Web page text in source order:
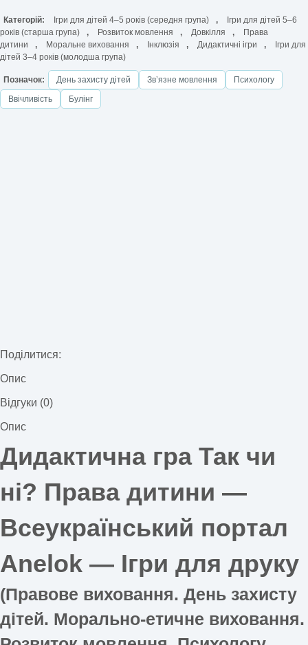
Категорій: Ігри для дітей 4–5 років (середня група) ,
Ігри для дітей 5–6
років (старша група)
, Розвиток мовлення , Довкілля ,
Права
дитини
, Моральне виховання , Інклюзія , Дидактичні ігри ,
Ігри для
дітей 3–4 років (молодша група)
Позначок: День захисту дітей Звʼязне мовлення
Психологу
Ввічливість
Булінг
Поділитися:
Опис
Відгуки (0)
Опис
Дидактична гра Так чи
ні? Права дитини —
Всеукраїнський портал
Anelok — Ігри для друку
(Правове виховання. День захисту
дітей. Морально-етичне виховання.